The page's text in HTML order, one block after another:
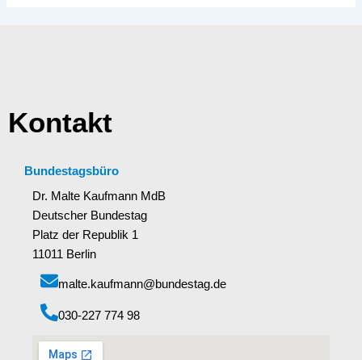
Kontakt
Bundestagsbüro
Dr. Malte Kaufmann MdB
Deutscher Bundestag
Platz der Republik 1
11011 Berlin
malte.kaufmann@bundestag.de
‭030-227 774 98‬